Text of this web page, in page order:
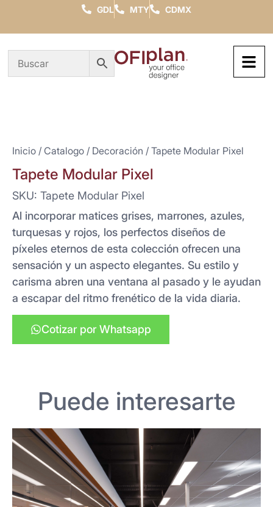
GDL MTY CDMX
Inicio / Catalogo / Decoración / Tapete Modular Pixel
Tapete Modular Pixel
SKU: Tapete Modular Pixel
Al incorporar matices grises, marrones, azules,
turquesas y rojos, los perfectos diseños de
píxeles eternos de esta colección ofrecen una
sensación y un aspecto elegantes. Su estilo y
carisma abren una ventana al pasado y le ayudan
a escapar del ritmo frenético de la vida diaria.
Cotizar por Whatsapp
Puede interesarte